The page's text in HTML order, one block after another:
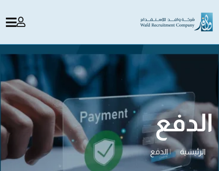
الدفع
الرئيسية |الدفع